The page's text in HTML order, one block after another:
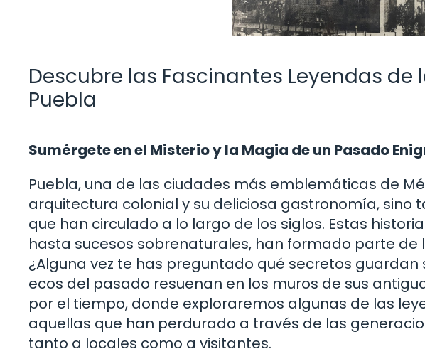
Descubre las Fascinantes Leyendas de
Puebla
Sumérgete en el Misterio y la Magia de un Pasado
Puebla, una de las ciudades más emblemáticas de
arquitectura colonial y su deliciosa gastronomía, sino
que han circulado a lo largo de los siglos. Estas
hasta sucesos sobrenaturales, han formado parte
¿Alguna vez te has preguntado qué secretos guardan
ecos del pasado resuenan en los muros de sus
por el tiempo, donde exploraremos algunas de las
aquellas que han perdurado a través de las
tanto a locales como a visitantes.